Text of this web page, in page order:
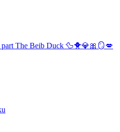
The Beib Duck 🦆🐥💎🎀🪞💋